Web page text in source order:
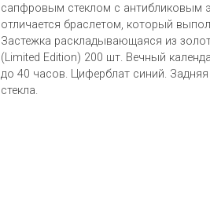
сапфровым стеклом с антибликовым
отличается браслетом, который
Застежка раскладывающаяся из
(Limited Edition) 200 шт. Вечный
до 40 часов. Циферблат синий.
стекла.